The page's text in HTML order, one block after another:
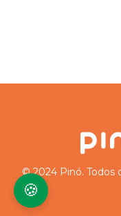
© 2024 Pinó. Todos
🍪